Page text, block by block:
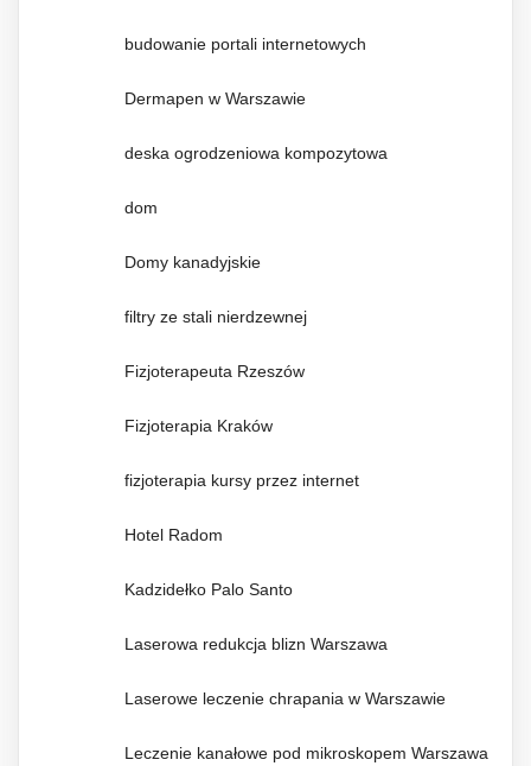
budowanie portali internetowych
Dermapen w Warszawie
deska ogrodzeniowa kompozytowa
dom
Domy kanadyjskie
filtry ze stali nierdzewnej
Fizjoterapeuta Rzeszów
Fizjoterapia Kraków
fizjoterapia kursy przez internet
Hotel Radom
Kadzidełko Palo Santo
Laserowa redukcja blizn Warszawa
Laserowe leczenie chrapania w Warszawie
Leczenie kanałowe pod mikroskopem Warszawa